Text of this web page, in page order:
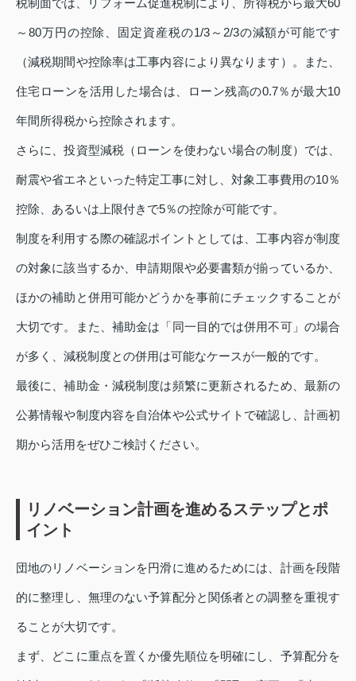
税制面では、リフォーム促進税制により、所得税から最大60
～80万円の控除、固定資産税の1/3～2/3の減額が可能です
（減税期間や控除率は工事内容により異なります）。また、
住宅ローンを活用した場合は、ローン残高の0.7％が最大10
年間所得税から控除されます。
さらに、投資型減税（ローンを使わない場合の制度）では、
耐震や省エネといった特定工事に対し、対象工事費用の10％
控除、あるいは上限付きで5％の控除が可能です。
制度を利用する際の確認ポイントとしては、工事内容が制度
の対象に該当するか、申請期限や必要書類が揃っているか、
ほかの補助と併用可能かどうかを事前にチェックすることが
大切です。また、補助金は「同一目的では併用不可」の場合
が多く、減税制度との併用は可能なケースが一般的です。
最後に、補助金・減税制度は頻繁に更新されるため、最新の
公募情報や制度内容を自治体や公式サイトで確認し、計画初
期から活用をぜひご検討ください。
リノベーション計画を進めるステップとポ
イント
団地のリノベーションを円滑に進めるためには、計画を段階
的に整理し、無理のない予算配分と関係者との調整を重視す
ることが大切です。
まず、どこに重点を置くか優先順位を明確にし、予算配分を